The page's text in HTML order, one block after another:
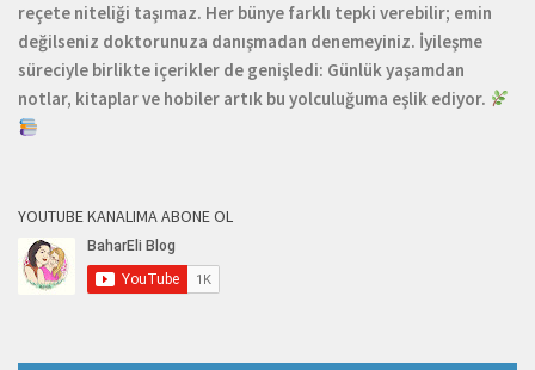
reçete niteliği taşımaz. Her bünye farklı tepki verebilir; emin
değilseniz doktorunuza danışmadan denemeyiniz. İyileşme
süreciyle birlikte içerikler de genişledi: Günlük yaşamdan
notlar, kitaplar ve hobiler artık bu yolculuğuma eşlik ediyor.
YOUTUBE KANALIMA ABONE OL